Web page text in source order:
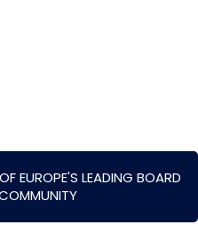
EUROPE'S LEADING BOARD